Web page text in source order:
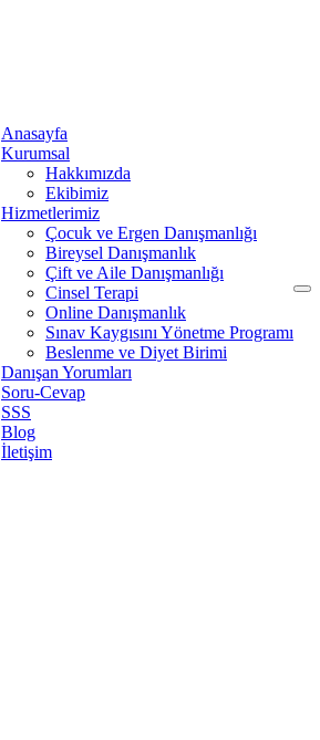
Anasayfa
Kurumsal
Hakkımızda
Ekibimiz
Hizmetlerimiz
Çocuk ve Ergen Danışmanlığı
Bireysel Danışmanlık
Çift ve Aile Danışmanlığı
Cinsel Terapi
Online Danışmanlık
Sınav Kaygısını Yönetme Programı
Beslenme ve Diyet Birimi
Danışan Yorumları
Soru-Cevap
SSS
Blog
İletişim